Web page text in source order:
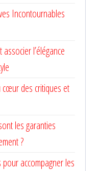
Incontournables
l’élégance
cœur des critiques et
les garanties
?
accompagner les